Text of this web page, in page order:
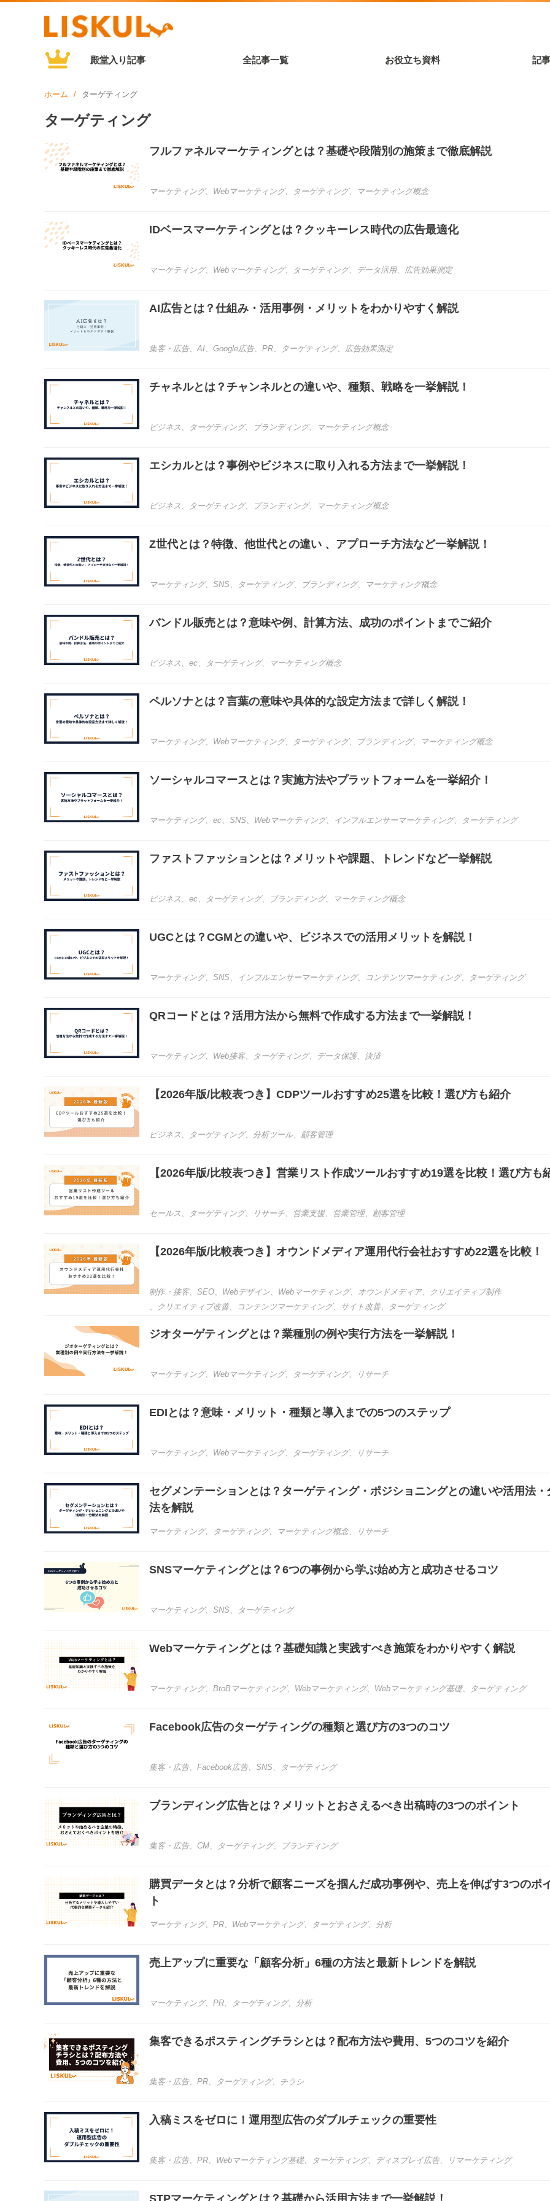
殿堂入り記事 全記事一覧 お役立ち資料 記
ホーム ターゲティング
ターゲティング
フルファネルマーケティングとは？基礎や段階別の施策まで徹底解説
マーケティング、 Webマーケティング、 ターゲティング、 マーケティング概念
IDベースマーケティングとは？クッキーレス時代の広告最適化
マーケティング、 Webマーケティング、 ターゲティング、 データ活用、 広告効果測定
AI広告とは？仕組み・活用事例・メリットをわかりやすく解説
集客・広告、AI、 Google広告、 PR、 ターゲティング、 広告効果測定
チャネルとは？チャンネルとの違いや、種類、戦略を一挙解説！
ビジネス 、 ターゲティング、 ブランディング、 マーケティング概念
エシカルとは？事例やビジネスに取り入れる方法まで一挙解説！
ビジネス 、 ターゲティング、 ブランディング、 マーケティング概念
Z世代とは？特徴、他世代との違い 、アプローチ方法など一挙解説！
マーケティング、 SNS、 ターゲティング、 ブランディング、 マーケティング概念
バンドル販売とは？意味や例、計算方法、成功のポイントまでご紹介
ビジネス 、 ec 、 ターゲティング、 マーケティング概念
ペルソナとは？言葉の意味や具体的な設定方法まで詳しく解説！
マーケティング、 Webマーケティング、 ターゲティング、 ブランディング、 マーケティング概念
ソーシャルコマースとは？実施方法やプラットフォームを一挙紹介！
マーケティング、 ec 、 SNS、 Webマーケティング、 インフルエンサーマーケティング、 ターゲティング
ファストファッションとは？メリットや課題、トレンドなど一挙解説
ビジネス 、 ec 、 ターゲティング、 ブランディング、 マーケティング概念
UGCとは？CGMとの違いや、ビジネスでの活用メリットを解説！
マーケティング、 SNS、 インフルエンサーマーケティング、 コンテンツマーケティング、 ターゲティング
QRコードとは？活用方法から無料で作成する方法まで一挙解説！
マーケティング、 Web接客、 ターゲティング、 データ保護、 決済
【2026年版/比較表つき】CDPツールおすすめ25選を比較！選び方も紹介
ビジネス 、 ターゲティング、 分析ツール、 顧客管理
【2026年版/比較表つき】営業リスト作成ツールおすすめ19選を比較！選び方も
セールス 、 ターゲティング、 リサーチ、 営業支援、 営業管理、 顧客管理
【2026年版/比較表つき】オウンドメディア運用代行会社おすすめ22選を比較！
制作・接客、 SEO、 Webデザイン、 Webマーケティング、 オウンドメディア、
クリエイティブ制作
、
クリエイティブ改善、 コンテンツマーケティング、 サイト改善、 ターゲティング
ジオターゲティングとは？業種別の例や実行方法を一挙解説！
マーケティング、 Webマーケティング、 ターゲティング、 リサーチ
EDIとは？意味・メリット・種類と導入までの5つのステップ
マーケティング、 Webマーケティング、 ターゲティング、 リサーチ
セグメンテーションとは？ターゲティング・ポジショニングとの違いや活用法・
法を解説
マーケティング、 ターゲティング、 マーケティング概念、 リサーチ
SNSマーケティングとは？6つの事例から学ぶ始め方と成功させるコツ
マーケティング、 SNS、 ターゲティング
Webマーケティングとは？基礎知識と実践すべき施策をわかりやすく解説
マーケティング、 BtoBマーケティング、 Webマーケティング、 Webマーケティング基礎、 ターゲティング
Facebook広告のターゲティングの種類と選び方の3つのコツ
集客・広告、 Facebook広告、 SNS、 ターゲティング
ブランディング広告とは？メリットとおさえるべき出稿時の3つのポイント
集客・広告、 CM、 ターゲティング、 ブランディング
購買データとは？分析で顧客ニーズを掴んだ成功事例や、売上を伸ばす3つのポ
ト
マーケティング、 PR、 Webマーケティング、 ターゲティング、 分析
売上アップに重要な「顧客分析」6種の方法と最新トレンドを解説
マーケティング、 PR、 ターゲティング、 分析
集客できるポスティングチラシとは？配布方法や費用、5つのコツを紹介
集客・広告、 PR、 ターゲティング、 チラシ
入稿ミスをゼロに！運用型広告のダブルチェックの重要性
集客・広告、 PR、 Webマーケティング基礎、 ターゲティング、 ディスプレイ広告、 リマーケティング
STPマーケティングとは？基礎から活用方法まで一挙解説！